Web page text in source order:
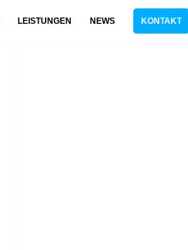
LEISTUNGEN NEWS KONTAKT